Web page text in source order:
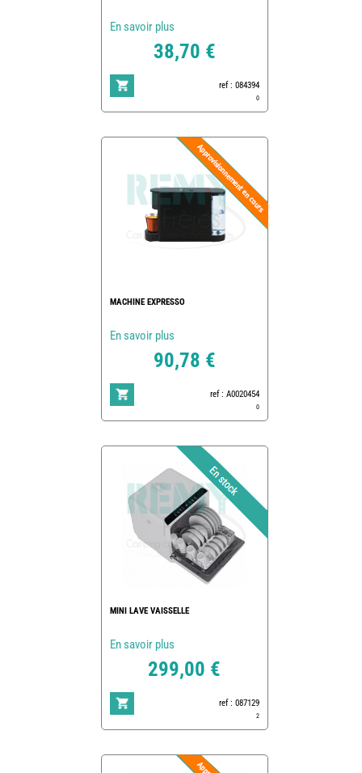
En savoir plus
38,70 €
ref : 084394
0
MACHINE EXPRESSO
En savoir plus
90,78 €
ref : A0020454
0
MINI LAVE VAISSELLE
En savoir plus
299,00 €
ref : 087129
2